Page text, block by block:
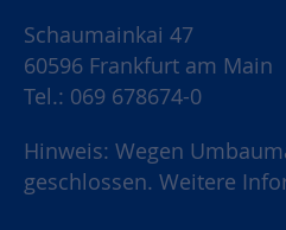
Schaumainkai 47
60596 Frankfurt am Main
Tel.: 069 678674-0
Hinweis: Wegen
geschlossen. Weitere